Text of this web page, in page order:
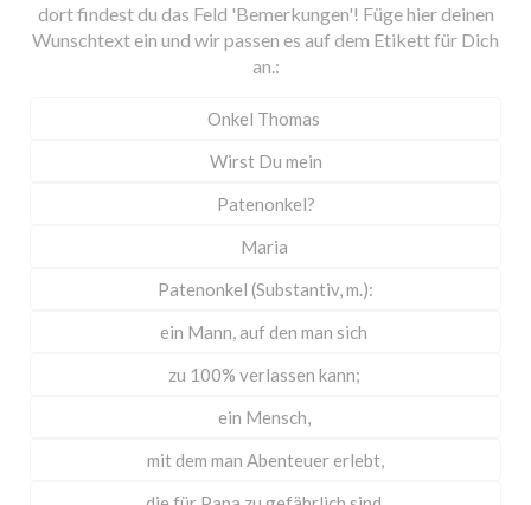
dort findest du das Feld 'Bemerkungen'! Füge hier deinen
Wunschtext ein und wir passen es auf dem Etikett für Dich
an.: